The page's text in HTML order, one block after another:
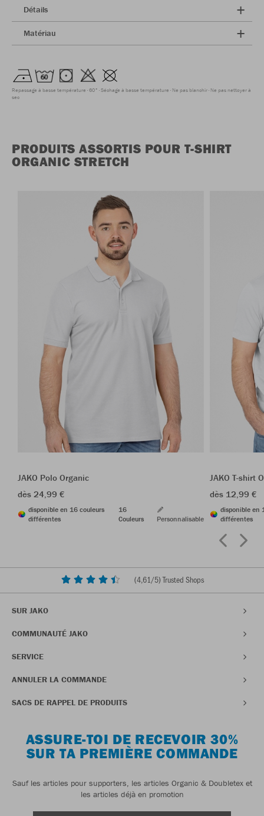
Détails
Matériau
Repassage à basse température 60° Séchage à basse température Ne pas blanchir Ne pas nettoyer à
sec
PRODUITS ASSORTIS POUR T-SHIRT
ORGANIC STRETCH
JAKO Polo Organic
dès 24,99 €
disponible en 16 couleurs
différentes
16
Couleurs
Personnalisable
JAKO T-shirt
dès 12,99 €
disponible en
différentes
(4,61/5) Trusted Shops
SUR JAKO
COMMUNAUTÉ JAKO
SERVICE
ANNULER LA COMMANDE
SACS DE RAPPEL DE PRODUITS
ASSURE-TOI DE RECEVOIR 30%
SUR TA PREMIÈRE COMMANDE
Sauf les articles pour supporters, les articles Organic & Doubletex et
les articles déjà en promotion